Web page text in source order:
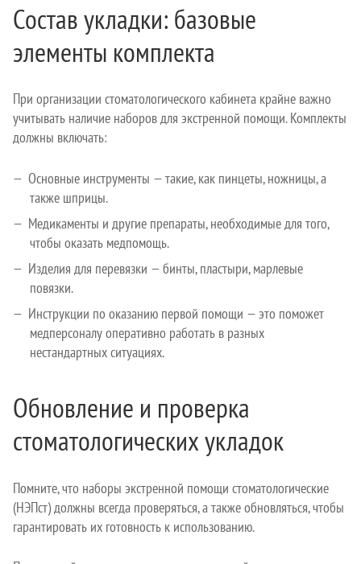
Состав укладки: базовые
элементы комплекта
При организации стоматологического кабинета крайне важно
учитывать наличие наборов для экстренной помощи. Комплекты
должны включать:
Основные инструменты — такие, как пинцеты, ножницы, а
также шприцы.
Медикаменты и другие препараты, необходимые для того,
чтобы оказать медпомощь.
Изделия для перевязки — бинты, пластыри, марлевые
повязки.
Инструкции по оказанию первой помощи — это поможет
медперсоналу оперативно работать в разных
нестандартных ситуациях.
Обновление и проверка
стоматологических укладок
Помните, что наборы экстренной помощи стоматологические
(НЭПст) должны всегда проверяться, а также обновляться, чтобы
гарантировать их готовность к использованию.